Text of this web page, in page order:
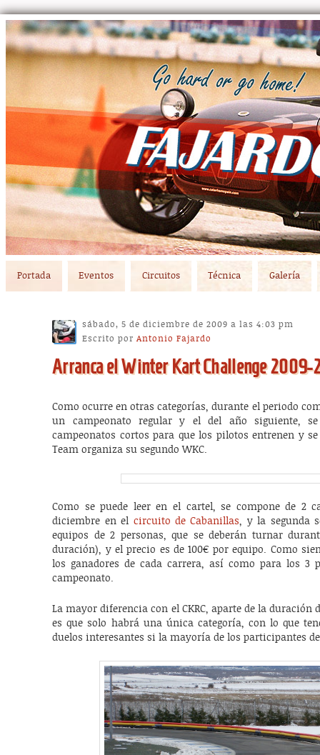
Skip to primary content
Skip to secondary content
Portada Eventos Circuitos Técnica Galería
Arranca el Winter Kart Challenge 2009-
sábado, 5 de diciembre de 2009 a las 4:03 pm
Escrito porAntonio Fajardo
Como ocurre en otras categorías, durante el periodo
un campeonato regular y el del año siguiente,
campeonatos cortos para que los pilotos entrenen y
Team organiza su segundo WKC.
Como se puede leer en el cartel, se compone de 2
diciembre en el circuito de Cabanillas, y la segunda
equipos de 2 personas, que se deberán turnar
duración), y el precio es de 100€ por equipo. Como
los ganadores de cada carrera, así como para los 3
campeonato.
La mayor diferencia con el CKRC, aparte de la duración
es que solo habrá una única categoría, con lo que
duelos interesantes si la mayoría de los participantes